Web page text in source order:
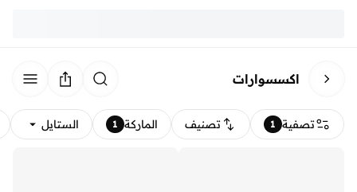
اكسسوارات
تصفية 1 تصنيف الماركة 1 الستايل